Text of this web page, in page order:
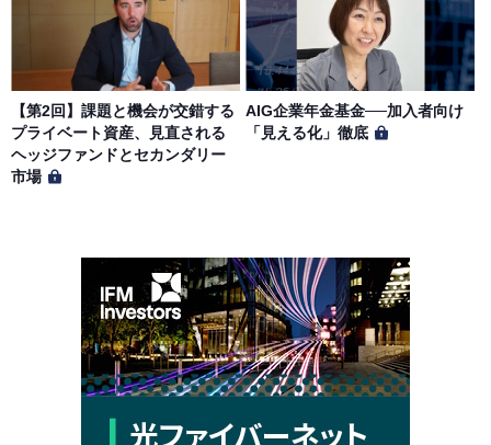
【第2回】課題と機会が交錯する
プライベート資産、見直される
ヘッジファンドとセカンダリー
市場
AIG企業年金基金──加入者向け
「見える化」徹底